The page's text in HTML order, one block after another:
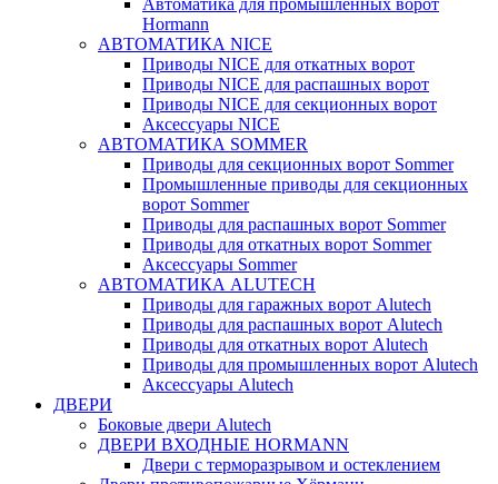
Hormann
АВТОМАТИКА NICE
Приводы NICE для откатных ворот
Приводы NICE для распашных ворот
Приводы NICE для секционных ворот
Аксессуары NICE
АВТОМАТИКА SOMMER
Приводы для секционных ворот Sommer
Промышленные приводы для секционных
ворот Sommer
Приводы для распашных ворот Sommer
Приводы для откатных ворот Sommer
Аксессуары Sommer
АВТОМАТИКА ALUTECH
Приводы для гаражных ворот Alutech
Приводы для распашных ворот Alutech
Приводы для откатных ворот Alutech
Приводы для промышленных ворот Alutech
Аксессуары Alutech
ДВЕРИ
Боковые двери Alutech
ДВЕРИ ВХОДНЫЕ HORMANN
Двери с терморазрывом и остеклением